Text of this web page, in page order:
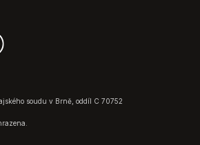
přední
zadní
soudu v Brně, oddíl C 70752